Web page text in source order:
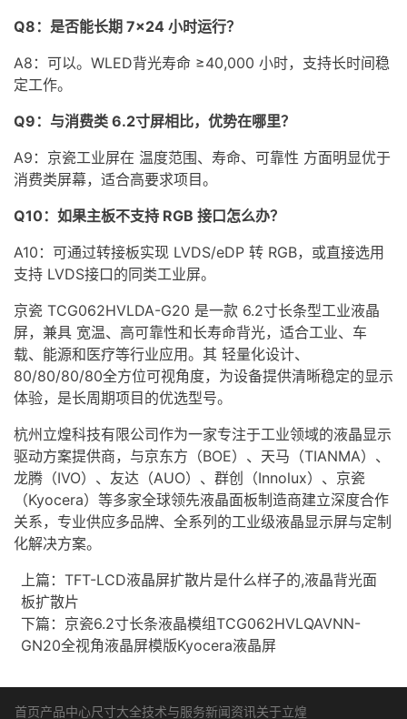
Q8：是否能长期 7×24 小时运行？
A8：可以。 WLED背光寿命 ≥40,000 小时，支持长时间稳
定工作。
Q9：与消费类 6.2寸屏相比，优势在哪里？
A9：京瓷工业屏在 温度范围、寿命、可靠性 方面明显优于
消费类屏幕，适合高要求项目。
Q10：如果主板不支持 RGB 接口怎么办？
A10：可通过转接板实现 LVDS/eDP 转 RGB，或直接选用
支持 LVDS接口的同类工业屏。
京瓷 TCG062HVLDA-G20 是一款 6.2寸长条型工业液晶
屏，兼具 宽温、高可靠性和长寿命背光，适合工业、车
载、能源和医疗等行业应用。其 轻量化设计、
80/80/80/80全方位可视角度，为设备提供清晰稳定的显示
体验，是长周期项目的优选型号。
杭州立煌科技有限公司作为一家专注于工业领域的液晶显示
驱动方案提供商，与京东方（BOE）、天马（TIANMA）、
龙腾（IVO）、友达（AUO）、群创（Innolux）、京瓷
（Kyocera）等多家全球领先液晶面板制造商建立深度合作
关系，专业供应多品牌、全系列的工业级液晶显示屏与定制
化解决方案。
上篇： TFT-LCD液晶屏扩散片是什么样子的,液晶背光面
板扩散片
下篇： 京瓷6.2寸长条液晶模组TCG062HVLQAVNN-
GN20全视角液晶屏模版Kyocera液晶屏
首页产品中心尺寸大全技术与服务新闻资讯关于立煌